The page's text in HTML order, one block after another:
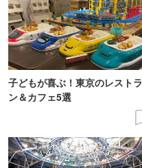
子どもが喜ぶ！東京のレストラ
ン＆カフェ5選